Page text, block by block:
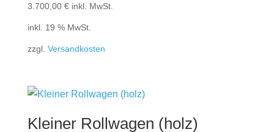
3.700,00 € inkl. MwSt.
inkl. 19 % MwSt.
zzgl. Versandkosten
Kleiner Rollwagen (holz)